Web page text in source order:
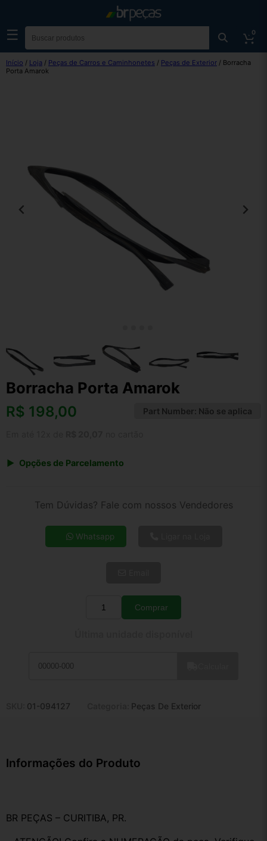
☰ 0
Início / Loja / Peças de Carros e Caminhonetes / Peças de Exterior / Borracha
Porta Amarok
Borracha Porta Amarok
R$ 198,00 Part Number: Não se aplica
Opções de Parcelamento
4x de R$ 54,88
5x de R$ 44,47
Tem Dúvidas? Fale com nossos Vendedores
Whatsapp
Quantidade
Comprar
01-094127 Peças De Exterior
Informações do Produto
BR PEÇAS – CURITIBA, PR.